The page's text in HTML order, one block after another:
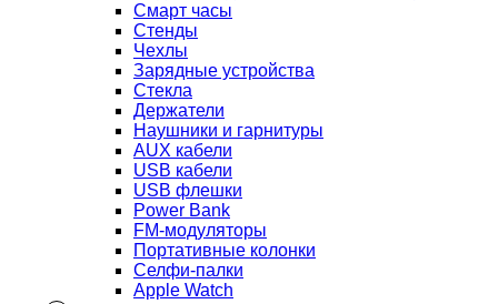
Смарт часы
Стенды
Чехлы
Зарядные устройства
Стекла
Держатели
Наушники и гарнитуры
AUX кабели
USB кабели
USB флешки
Power Bank
FM-модуляторы
Портативные колонки
Селфи-палки
Apple Watch